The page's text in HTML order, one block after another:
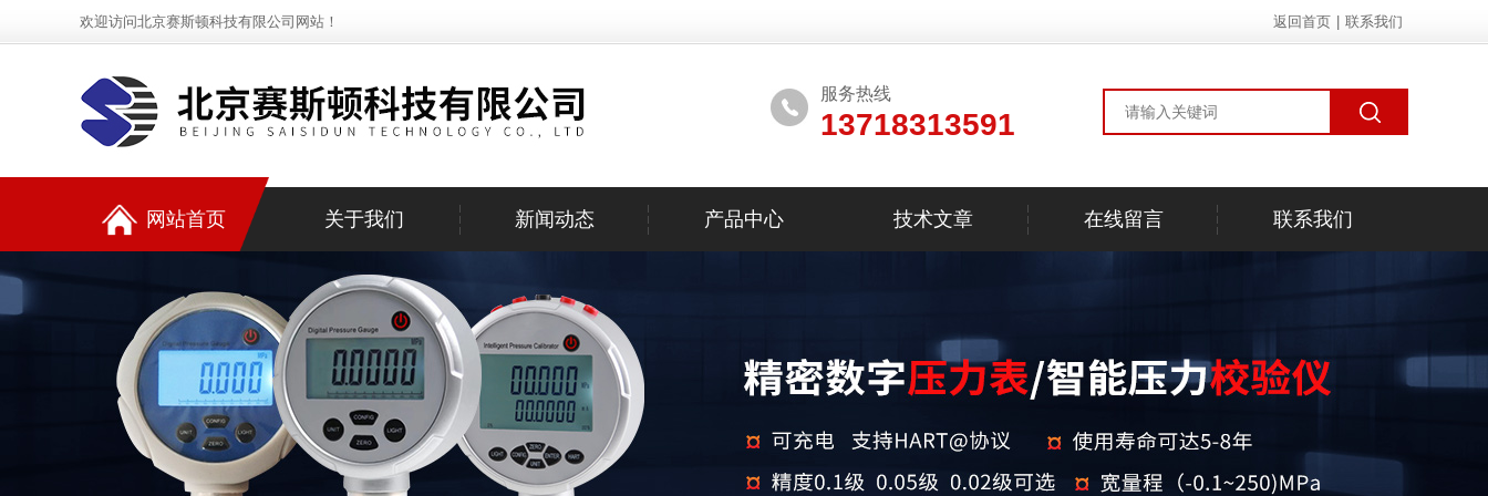
欢迎访问北京赛斯顿科技有限公司网站！ 返回首页 联系我们
服务热线
13718313591
网站首页 关于我们 新闻动态 产品中心 技术文章 在线留言 联系我们